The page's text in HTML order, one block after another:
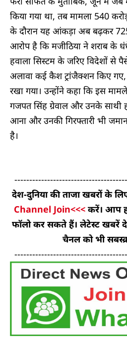
किया गया था, तब मामला 540
के दौरान यह आंकड़ा अब बढ़कर
आरोप है कि मजीठिया ने शराब के
हवाला सिस्टम के जरिए विदेशों से
अलावा कई कैश ट्रांजैक्शन किए गए,
रखा गया। उन्होंने कहा कि इस
गजपत सिंह ग्रेवाल और उनके साथी
आना और उनकी गिरफ्तारी भी
है।
देश-दुनिया की ताजा खबरों के
Channel Join<<< करें। आप
फॉलो कर सकते हैं। लेटेस्ट खबरें
चैनल को भी